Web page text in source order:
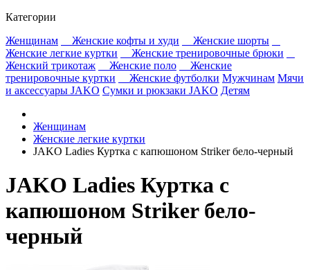
Категории
Женщинам
Женские кофты и худи
Женские шорты
Женские легкие куртки
Женские тренировочные брюки
Женский трикотаж
Женские поло
Женские
тренировочные куртки
Женские футболки Мужчинам Мячи
и аксессуары JAKO Сумки и рюкзаки JAKO Детям
Женщинам
Женские легкие куртки
JAKO Ladies Куртка с капюшоном Striker бело-черный
JAKO Ladies Куртка с
капюшоном Striker бело-
черный